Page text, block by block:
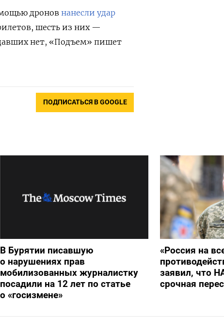
дронов нанесли удар
шесть из них —
нет, «Подъем» пишет
ПОДПИСАТЬСЯ В GOOGLE
В Бурятии писавшую
о нарушениях прав
мобилизованных журналистку
посадили на 12 лет по статье
о «госизмене»
«Россия на
заявил, что
срочная